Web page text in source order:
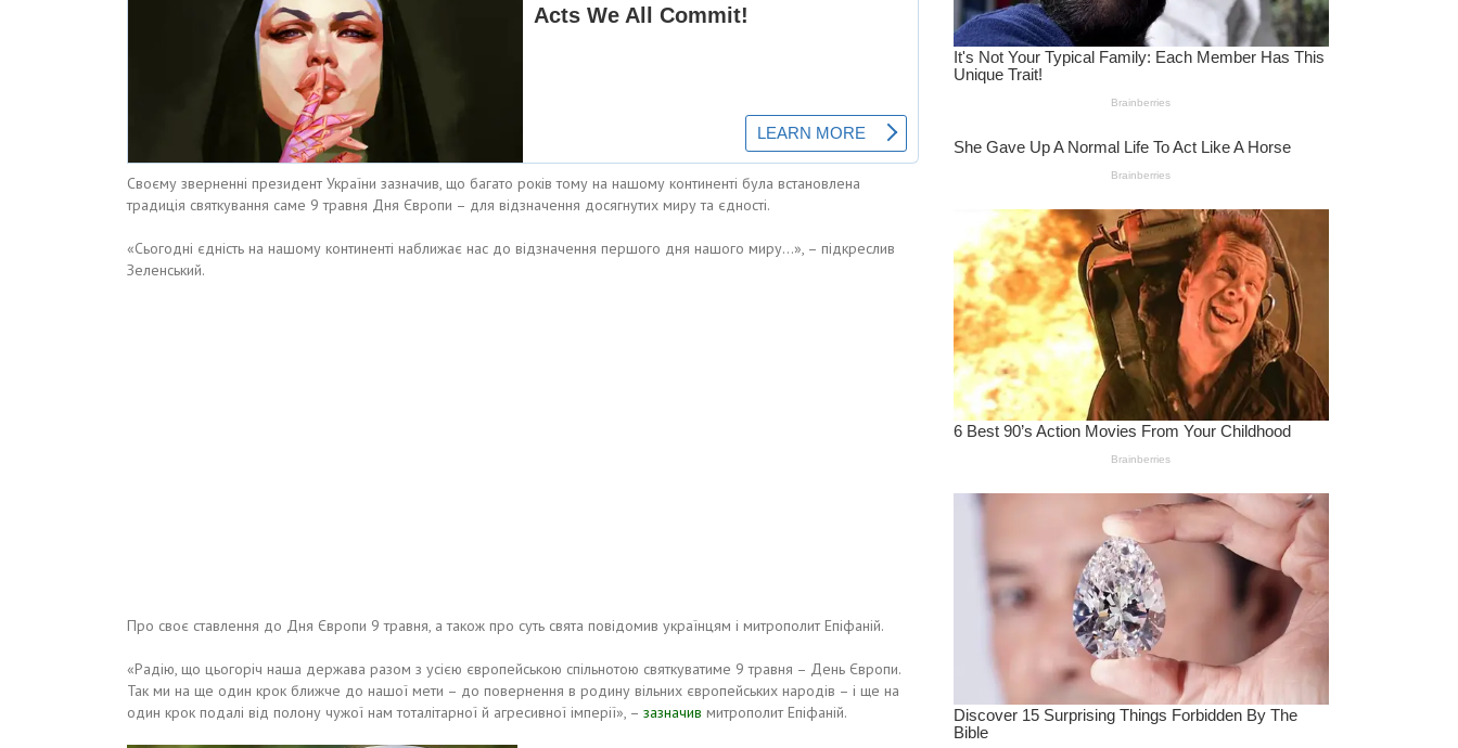
Своєму зверненні президент України зазначив, що багато років тому на нашому континенті була встановлена
традиція святкування саме 9 травня Дня Європи – для відзначення досягнутих миру та єдності.
«Сьогодні єдність на нашому континенті наближає нас до відзначення першого дня нашого миру…», – підкреслив
Зеленський.
Про своє ставлення до Дня Європи 9 травня, а також про суть свята повідомив українцям і митрополит Епіфаній.
«Радію, що цьогоріч наша держава разом з усією європейською спільнотою святкуватиме 9 травня – День Європи.
Так ми на ще один крок ближче до нашої мети – до повернення в родину вільних європейських народів – і ще на
один крок подалі від полону чужої нам тоталітарної й агресивної імперії», – зазначив митрополит Епіфаній.